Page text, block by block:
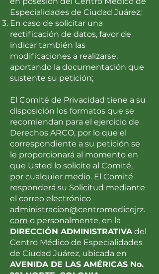
Especialidades de Ciudad Juárez;
En caso de solicitar una
rectificación de datos, favor de
indicar también las
modificaciones a realizarse,
aportando la documentación que
sustente su petición;
El Comité de Privacidad tiene a su
disposición los formatos que se
recomiendan para el ejercicio de
Derechos ARCO, por lo que el
correspondiente a su petición se
le proporcionará al momento en
que Usted lo solicite al Comité,
por cualquier medio. El Comité
responderá su Solicitud mediante
el correo electrónico
administracion@centromedicojrz.
com o personalmente, en la
DIRECCIÓN ADMINISTRATIVAdel
Centro Médico de Especialidades
de Ciudad Juárez, ubicada en
AVENIDA DE LAS AMÉRICAS No.